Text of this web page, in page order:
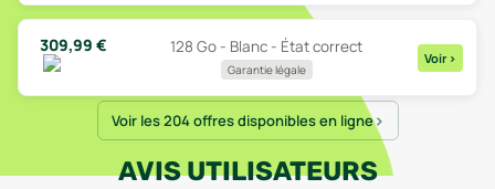
309,99 € 128 Go - Blanc - État correct
Garantie légale
Voir >
Voir les 204 offres disponibles en ligne
AVIS UTILISATEURS